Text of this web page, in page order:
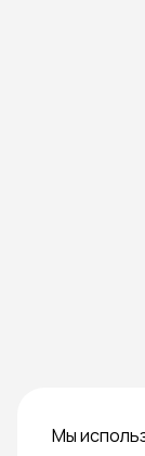
Мы